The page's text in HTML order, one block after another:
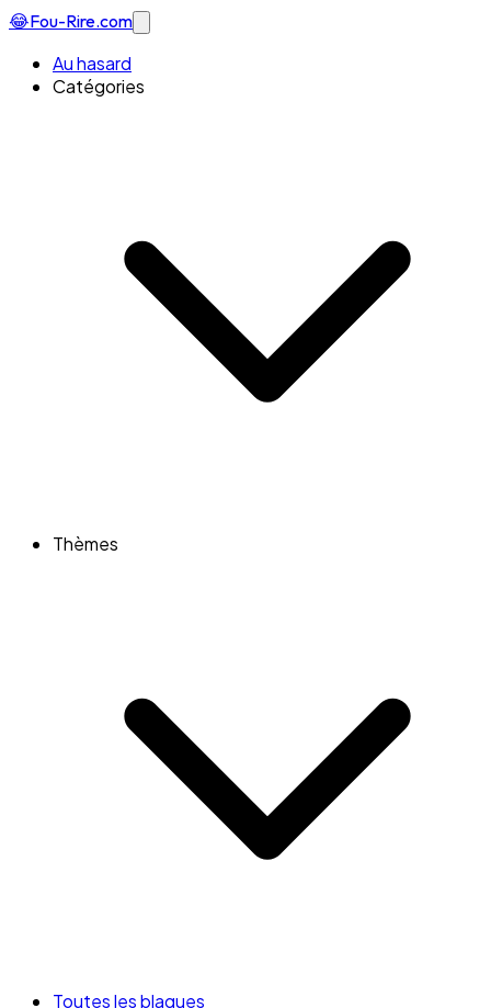
😂Fou-Rire.com
Au hasard
Catégories
Thèmes
Toutes les blagues